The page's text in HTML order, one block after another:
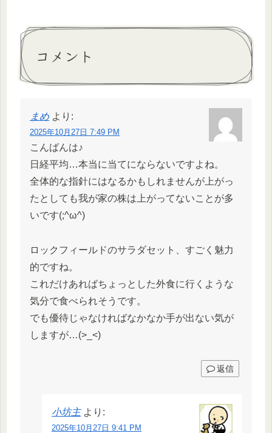
コメント
まめ より:
2025年10月27日 7:49 PM
こんばんは♪
日経平均…本当に当てにならないですよね。
全体的な指針にはなるかもしれませんが上がっ
たとしても我が家の株は上がってないことが多
いです(;^ω^)
ロックフィールドのサラダセット、すごく魅力
的ですね。
これだけあればちょっとした外食に行くような
気分で食べられそうです。
でも優待じゃなければなかなか手が出ない気が
しますが…(>_<)
返信
小坊主 より:
2025年10月27日 9:41 PM